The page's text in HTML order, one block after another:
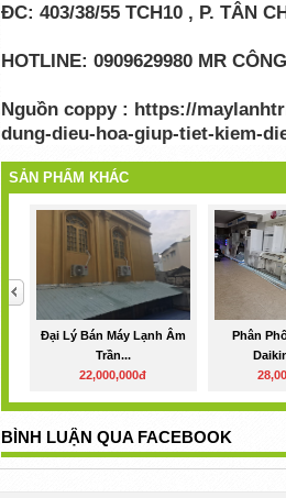
ĐC: 403/38/55 TCH10 , P. TÂN
HOTLINE: 0909629980 MR
Nguồn coppy : https://
dung-dieu-hoa-giup-tiet-kiem-
SẢN PHẨM KHÁC
Đại Lý Bán Máy Lạnh Âm
Trần...
22,000,000đ
Phân
BÌNH LUẬN QUA FACEBOOK